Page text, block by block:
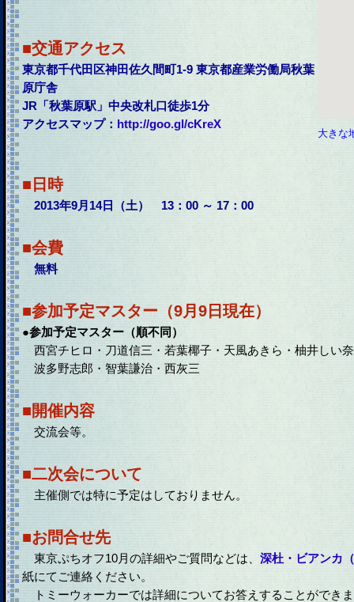
■交通アクセス
東京都千代田区神田佐久間町1-9 東京都産業労働局秋葉
原庁舎
JR「秋葉原駅」中央改札口徒歩1分
アクセスマップ：http://goo.gl/cKreX
大きな
■日時
2013年9月14日（土） 13：00 ～ 17：00
■会費
無料
■参加予定マスター（9月9日現在）
●参加予定マスター（順不同）
西宮チヒロ・刀道信三・若葉椰子・天風あきら・柚井しい
波多野志郎・智葉謙治・西灰三
■開催内容
交流会等。
■二次会について
主催側では特に予定はしておりません。
■お問合せ先
東京ぷちオフ10月の詳細やご質問などは、 深杜・ビアンカ
紙にてご連絡ください。
トミーウォーカーでは詳細についてお答えすることができ